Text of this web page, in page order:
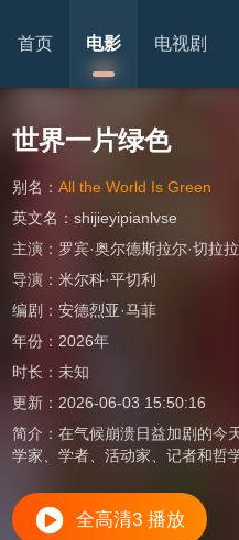
首页 电影 电视剧
世界一片绿色
别名： All the World Is Green
英文名： shijieyipianlvse
主演： 罗宾·奥尔德斯拉尔·切拉
导演： 米尔科·平切利
编剧： 安德烈亚·马菲
年份： 2026年
时长： 未知
更新： 2026-06-03 15:50:16
简介： 在气候崩溃日益加剧的今
学家、学者、活动家、记者和哲
全高清3 播放